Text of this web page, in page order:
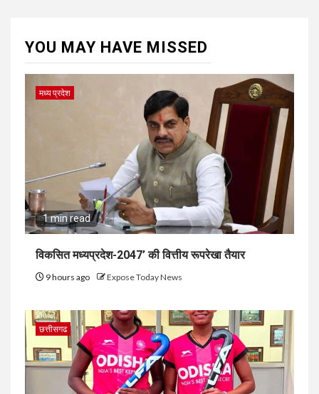
YOU MAY HAVE MISSED
मध्य प्रदेश
1 min read
विकसित मध्यप्रदेश-2047’ की वित्तीय रूपरेखा तैयार
9 hours ago Expose Today News
छत्तीसगढ